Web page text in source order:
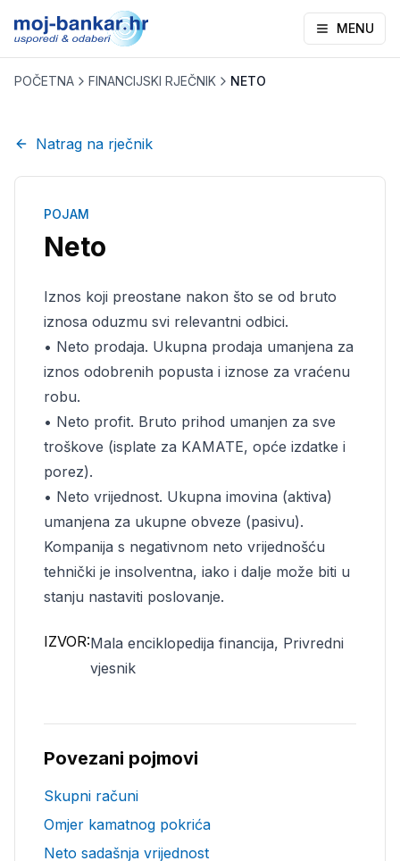
MENU
POČETNA FINANCIJSKI RJEČNIK NETO
Natrag na rječnik
POJAM
Neto
Iznos koji preostane nakon što se od bruto
iznosa oduzmu svi relevantni odbici.
• Neto prodaja. Ukupna prodaja umanjena za
iznos odobrenih popusta i iznose za vraćenu
robu.
• Neto profit. Bruto prihod umanjen za sve
troškove (isplate za KAMATE, opće izdatke i
porez).
• Neto vrijednost. Ukupna imovina (aktiva)
umanjena za ukupne obveze (pasivu).
Kompanija s negativnom neto vrijednošću
tehnički je insolventna, iako i dalje može biti u
stanju nastaviti poslovanje.
IZVOR:Mala enciklopedija financija, Privredni
vjesnik
Povezani pojmovi
Skupni računi
Omjer kamatnog pokrića
Neto sadašnja vrijednost